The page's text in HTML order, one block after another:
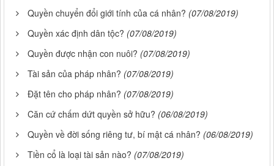
Quyền chuyển đổi giới tính của cá nhân? (07/08/2019)
Quyền xác định dân tộc? (07/08/2019)
Quyền được nhận con nuôi? (07/08/2019)
Tài sản của pháp nhân? (07/08/2019)
Đặt tên cho pháp nhân? (07/08/2019)
Căn cứ chấm dứt quyền sở hữu? (06/08/2019)
Quyền về đời sống riêng tư, bí mật cá nhân? (06/08/2019)
Tiền cổ là loại tài sản nào? (07/08/2019)